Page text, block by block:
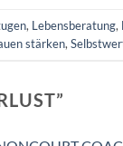
, Lebensberatung,
stärken,
”